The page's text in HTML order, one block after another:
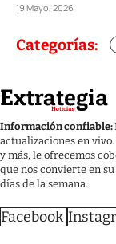
19 Mayo, 2026
Categorías:
Información confiable:
actualizaciones en
y más, le ofrecemos
que nos convierte en
días de la semana.
Facebook